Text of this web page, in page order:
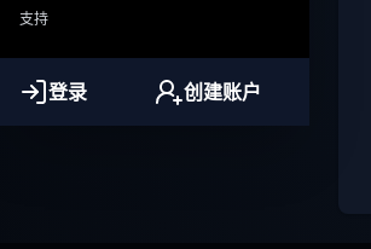
支持
登录 创建账户